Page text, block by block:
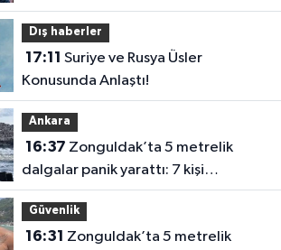
tutuklandı
Dış haberler
17:11
Konusunda Anlaştı!
Ankara
16:37
dalgalar panik yarattı: 7 kişi
kurtarıldı
Güvenlik
16:31